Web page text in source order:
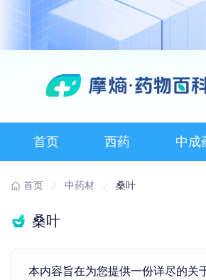
首页 西药 中成
首页 中药材 桑叶
桑叶
本内容旨在为您提供一份详尽的关